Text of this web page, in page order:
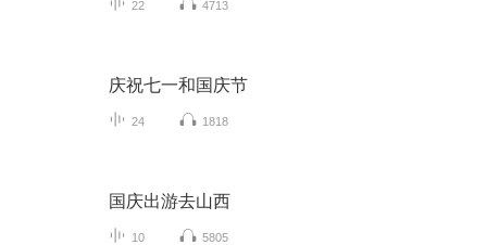
22 4713
庆祝七一和国庆节
24 1818
国庆出游去山西
10 5805